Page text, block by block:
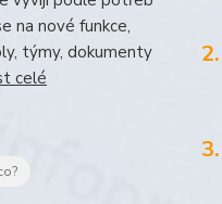
na nové funkce,
týmy, dokumenty
celé
2.
3.